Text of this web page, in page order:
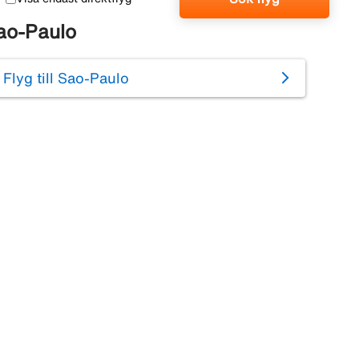
Paulo
Flyg till Sao-Paulo